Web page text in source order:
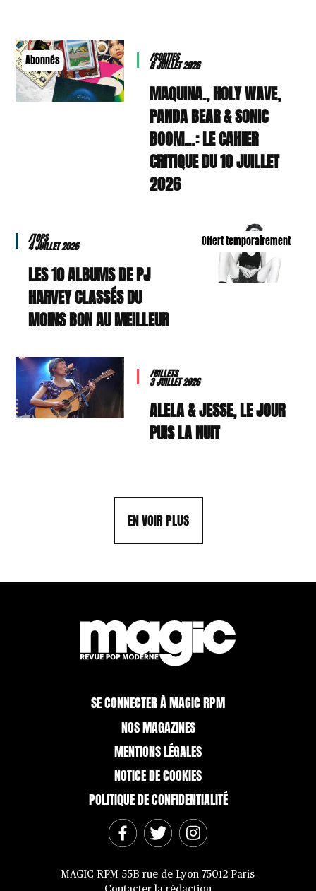
Abonnés /SORTIES
8 JUILLET 2026
MAQUINA., HOLY WAVE,
PANDA BEAR & SONIC
BOOM…: LE CAHIER
CRITIQUE DU 10 JUILLET
2026
Offert temporairement
/TOPS
4 JUILLET 2026
LES 10 ALBUMS DE PJ
HARVEY CLASSÉS DU
MOINS BON AU MEILLEUR
/BILLETS
3 JUILLET 2026
ALELA & JESSE, LE JOUR
PUIS LA NUIT
EN VOIR PLUS
SE CONNECTER À MAGIC RPM
NOS MAGAZINES
MENTIONS LÉGALES
NOTICE DE COOKIES
POLITIQUE DE CONFIDENTIALITÉ
MAGIC RPM 55B rue de Lyon 75012 Paris